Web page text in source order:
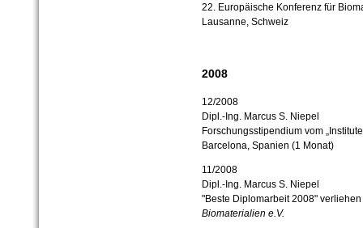
22. Europäische Konferenz für
Lausanne, Schweiz
2008
12/2008
Dipl.-Ing. Marcus S. Niepel
Forschungsstipendium vom
Barcelona, Spanien (1 Monat)
11/2008
Dipl.-Ing. Marcus S. Niepel
"Beste Diplomarbeit 2008"
Biomaterialien e.V.